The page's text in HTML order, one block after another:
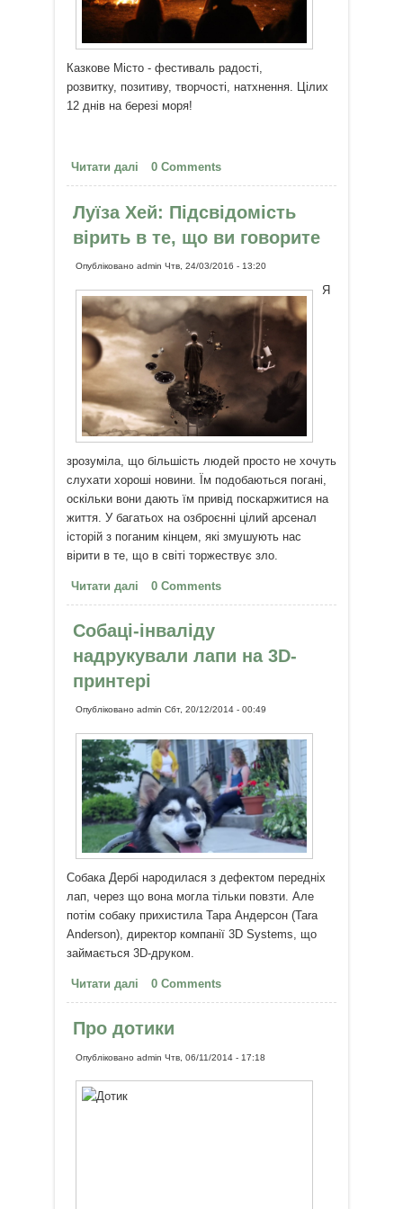
Казкове Місто - фестиваль радості,
розвитку, позитиву, творчості, натхнення. Цілих
12 днів на березі моря!
Читати далі про Фестиваль "Казкове місто"
під Одесою - з 13 по 24 серпня!
0 Comments
Луїза Хей: Підсвідомість
вірить в те, що ви говорите
Опублікованоadmin Чтв, 24/03/2016 - 13:20
Я
зрозуміла, що більшість людей просто не хочуть
слухати хороші новини. Їм подобаються погані,
оскільки вони дають їм привід поскаржитися на
життя. У багатьох на озброєнні цілий арсенал
історій з поганим кінцем, які змушують нас
вірити в те, що в світі торжествує зло.
Читати далі про Луїза Хей: Підсвідомість
вірить в те, що ви говорите
0 Comments
Собаці-інваліду
надрукували лапи на 3D-
принтері
Опублікованоadmin Сбт, 20/12/2014 - 00:49
Собака Дербі народилася з дефектом передніх
лап, через що вона могла тільки повзти. Але
потім собаку прихистила Тара Андерсон (Tara
Anderson), директор компанії 3D Systems, що
займається 3D-друком.
Читати далі про Собаці-інваліду надрукували
лапи на 3D-принтері
0 Comments
Про дотики
Опублікованоadmin Чтв, 06/11/2014 - 17:18